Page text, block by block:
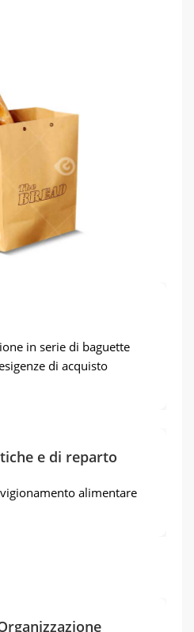
in serie di baguette
di acquisto
e di reparto
alimentare